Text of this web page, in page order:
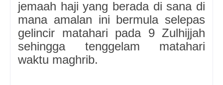
jemaah haji yang berada di sana di
mana amalan ini bermula selepas
gelincir matahari pada 9 Zulhijjah
sehingga tenggelam matahari
waktu maghrib.